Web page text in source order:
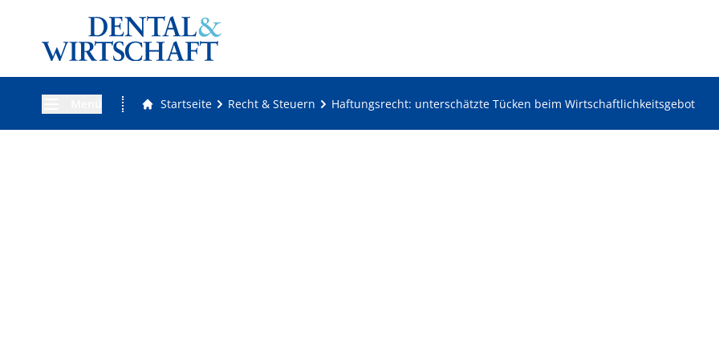
Startseite Recht & Steuern Haftungsrecht: unterschätzte Tücken beim Wirtschaftlichkeitsgebot